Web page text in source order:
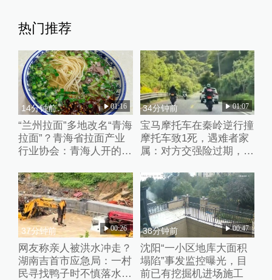
热门推荐
14分钟前 01:16
“兰州拉面”多地改名“青海
拉面”？青海省拉面产业
行业协会：青海人开的店
34分钟前 01:07
宝马摩托车在秦岭逆行撞
摩托车致1死，遇难者家
属：对方交强险过期，未
37分钟前 00:26
网友称亲人被洪水冲走？
湖南吉首市应急局：一村
民寻找鸭子时不慎落水，
38分钟前 00:47
沈阳“一小区地库大面积
塌陷”事发监控曝光，目
前已有挖掘机进场施工